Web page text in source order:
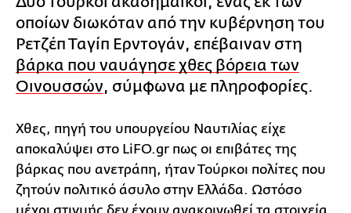
οποίων διωκόταν από την κυβέρνηση του
Ρετζέπ Ταγίπ Ερντογάν, επέβαιναν στη
βάρκα που ναυάγησε χθες βόρεια των
Οινουσσών, σύμφωνα με πληροφορίες.
Χθες, πηγή του υπουργείου Ναυτιλίας είχε
αποκαλύψει στο LiFO.gr πως οι επιβάτες της
βάρκας που ανετράπη, ήταν Τούρκοι πολίτες που
ζητούν πολιτικό άσυλο στην Ελλάδα. Ωστόσο
μέχρι στιγμής δεν έχουν ανακοινωθεί τα στοιχεία